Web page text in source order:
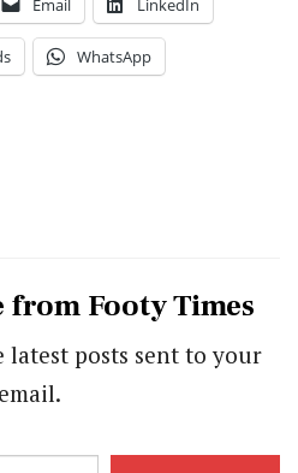
Email LinkedIn
WhatsApp
from Footy Times
latest posts sent to your
email.